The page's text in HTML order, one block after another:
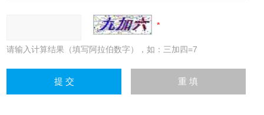
请输入计算结果（填写阿拉伯数字），如：三加四=7